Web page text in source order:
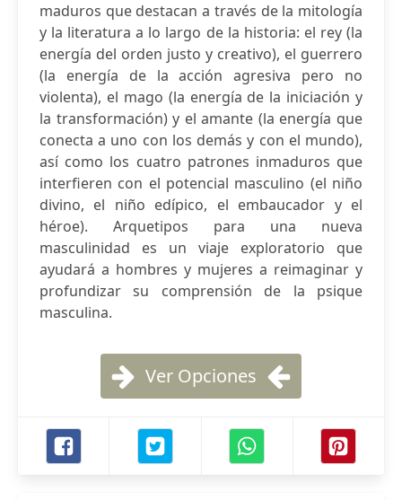
maduros que destacan a través de la mitología
y la literatura a lo largo de la historia: el rey (la
energía del orden justo y creativo), el guerrero
(la energía de la acción agresiva pero no
violenta), el mago (la energía de la iniciación y
la transformación) y el amante (la energía que
conecta a uno con los demás y con el mundo),
así como los cuatro patrones inmaduros que
interfieren con el potencial masculino (el niño
divino, el niño edípico, el embaucador y el
héroe). Arquetipos para una nueva
masculinidad es un viaje exploratorio que
ayudará a hombres y mujeres a reimaginar y
profundizar su comprensión de la psique
masculina.
Ver Opciones